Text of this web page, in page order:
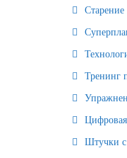
Старение
Тренинг
Цифровая
Штучки